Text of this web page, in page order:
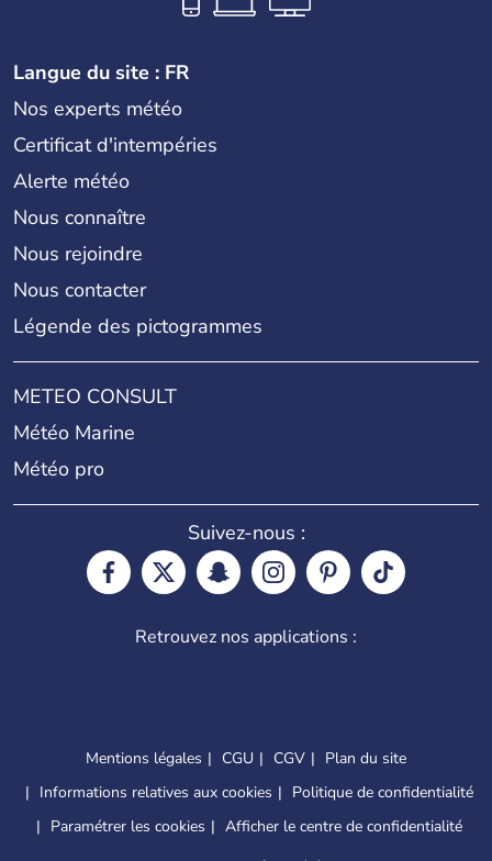
Langue du site : FR
Nos experts météo
Certificat d'intempéries
Alerte météo
Nous connaître
Nous rejoindre
Nous contacter
Légende des pictogrammes
METEO CONSULT
Météo Marine
Météo pro
Suivez-nous :
Retrouvez nos applications :
Mentions légales CGU CGV
Plan du site
Informations relatives aux cookies
Politique de confidentialité
Paramétrer les cookies
Afficher le centre de confidentialité